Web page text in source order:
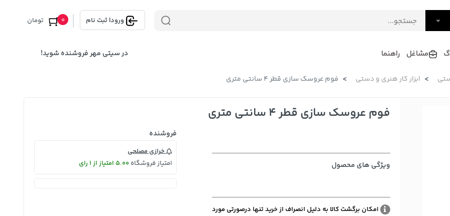
ورود| ثبت نام تومان 0
فرآورده های لبنی
دکوراسیون داخلی و تزئینی
سرو و پذیرایی
مشاغل راهنما در سیتی مهر فروشنده شوید!
ابزار کار هنری و دستی فوم عروسک سازی قطر 4 سانتی متری
فوم عروسک سازی قطر 4 سانتی متری
ویژگی های محصول
امکان برگشت کالا به دلیل انصراف از خرید تنها درصورتی مورد
فروشنده
خرازی مصلحی
امتیاز فروشگاه5.00 امتیاز از 1 رای